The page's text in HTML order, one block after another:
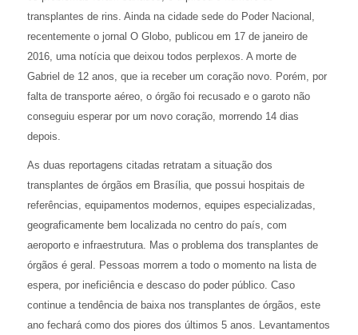
transplantes de rins. Ainda na cidade sede do Poder Nacional,
recentemente o jornal O Globo, publicou em 17 de janeiro de
2016, uma notícia que deixou todos perplexos. A morte de
Gabriel de 12 anos, que ia receber um coração novo. Porém, por
falta de transporte aéreo, o órgão foi recusado e o garoto não
conseguiu esperar por um novo coração, morrendo 14 dias
depois.
As duas reportagens citadas retratam a situação dos
transplantes de órgãos em Brasília, que possui hospitais de
referências, equipamentos modernos, equipes especializadas,
geograficamente bem localizada no centro do país, com
aeroporto e infraestrutura. Mas o problema dos transplantes de
órgãos é geral. Pessoas morrem a todo o momento na lista de
espera, por ineficiência e descaso do poder público. Caso
continue a tendência de baixa nos transplantes de órgãos, este
ano fechará como dos piores dos últimos 5 anos. Levantamentos